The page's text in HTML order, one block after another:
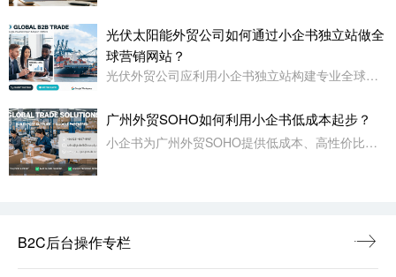
光伏太阳能外贸公司如何通过小企书独立站做全
球营销网站？
光伏外贸公司应利用小企书独立站构建专业全球营销平台，注重多语言、多货币支持、内容展示与SEO优化，系统化推广以提升询盘。
广州外贸SOHO如何利用小企书低成本起步？
小企书为广州外贸SOHO提供低成本、高性价比的B2B外贸网站，功能齐全，支持多语言、SEO、营销工具，适合起步阶段低成本启动。
B2C后台操作专栏